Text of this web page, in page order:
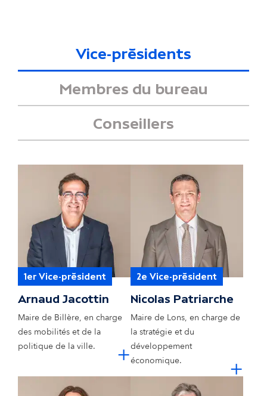
Vice-présidents
Membres du bureau
Conseillers
1er Vice-président
Arnaud Jacottin
Maire de Billère, en charge
des mobilités et de la
politique de la ville.
+cliquer pour
© Ville de Pau
2e Vice-président
Nicolas Patriarche
Maire de Lons, en charge de
la stratégie et du
développement
économique.
+